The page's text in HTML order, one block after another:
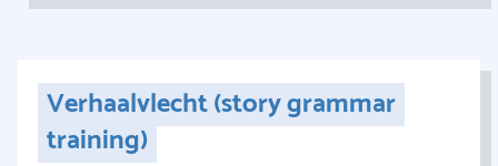
Verhaalvlecht (story grammar
training)